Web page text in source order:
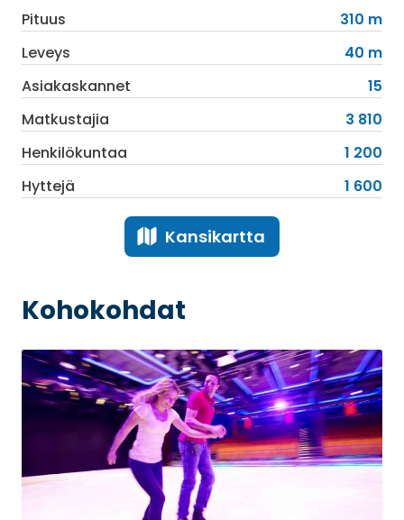
Pituus
310 m
Leveys
40 m
Asiakaskannet
15
Matkustajia
3 810
Henkilökuntaa
1 200
Hyttejä
1 600
Kansikartta
Kohokohdat